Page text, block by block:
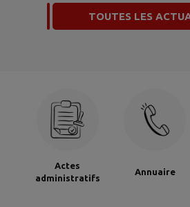
TOUTES LES
Actes
administratifs
Annuaire